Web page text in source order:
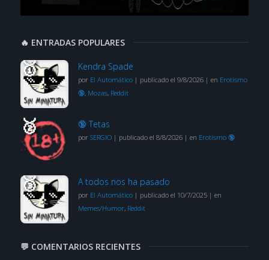
🔥 ENTRADAS POPULARES
Kendra Spade
por El Automático| publicado el 9/8/2026| en Erotismo
🔞, Mozas, Reddit
🔞 Tetas
por SERGIO| publicado el 8/8/2026| en Erotismo 🔞
A todos nos ha pasado
por El Automático| publicado el 10/7/2025| en
Memes/Humor, Reddit
💬 COMENTARIOS RECIENTES